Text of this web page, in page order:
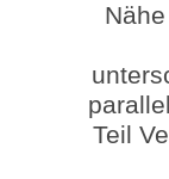
Teil